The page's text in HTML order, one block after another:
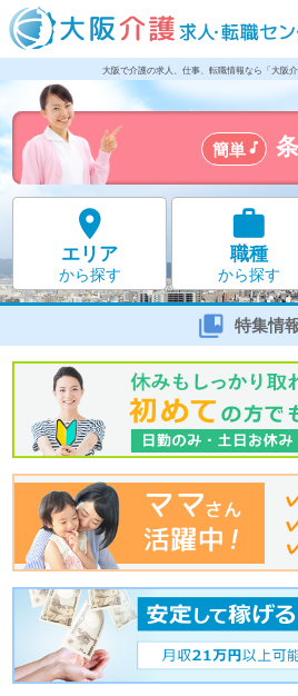
大阪で介護の求人、仕事、転職情報なら「大阪
簡単 

エリア
から探す

職種
から探す
 特集情